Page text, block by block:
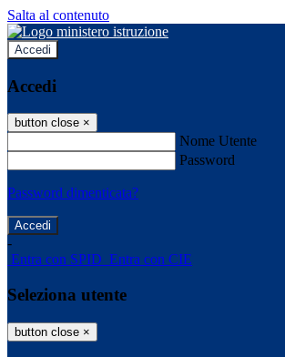
Salta al contenuto
Accedi
Accedi
button close ×
Nome Utente
Password
Password dimenticata?
-
Entra con SPID Entra con CIE
Seleziona utente
button close ×